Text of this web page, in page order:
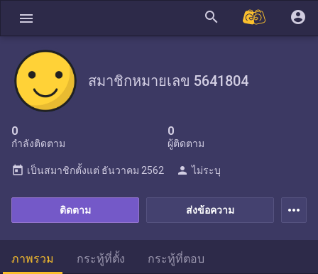
menu search account_circle
สมาชิกหมายเลข 5641804
0
กำลังติดตาม
0
ผู้ติดตาม
ส่งข้อความ
ติดตาม
today เป็นสมาชิกตั้งแต่ ธันวาคม 2562 person ไม่ระบุ
more_horiz
ภาพรวม กระทู้ที่ตั้ง กระทู้ที่ตอบ